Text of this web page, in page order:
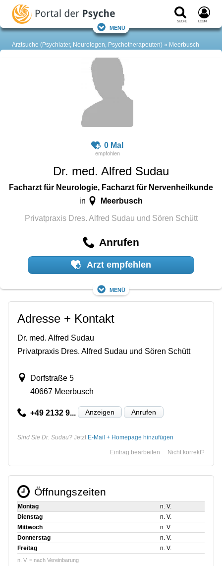
Suche Login
Menü
Arztsuche (Psychiater, Neurologen, Psychotherapeuten) Meerbusch
0 Mal
Dr. med. Alfred Sudau
Facharzt für Neurologie, Facharzt für Nervenheilkunde
in Meerbusch
Privatpraxis Dres. Alfred Sudau und Sören Schütt
Anrufen
Arzt empfehlen
Menü
Adresse + Kontakt
Dr. med. Alfred Sudau
Privatpraxis Dres. Alfred Sudau und Sören Schütt
Dorfstraße 5
40667 Meerbusch
+49 2132 9... Anzeigen Anrufen
Sind Sie Dr. Sudau? Jetzt E-Mail + Homepage hinzufügen
Nicht korrekt?
Eintrag bearbeiten
Öffnungszeiten
Montag
n. V.
Dienstag
n. V.
Mittwoch
n. V.
Donnerstag
n. V.
Freitag
n. V.
n. V. = nach Vereinbarung